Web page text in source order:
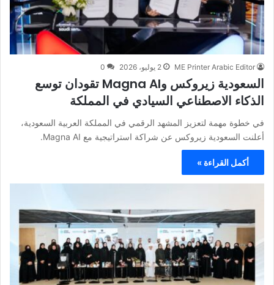
ME Printer Arabic Editor 2 يوليو، 2026 0
السعودية زيروكس وMagna AI تقودان توسع
الذكاء الاصطناعي السيادي في المملكة
في خطوة مهمة لتعزيز المشهد الرقمي في المملكة العربية السعودية،
أعلنت السعودية زيروكس عن شراكة استراتيجية مع Magna AI.
أكمل القراءة »